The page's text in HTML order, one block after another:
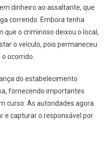
dinheiro ao assaltante, que
correndo. Embora tenha
que o criminoso deixou o local,
o veículo, pois permaneceu
ocorrido.
do estabelecimento
fornecendo importantes
curso. As autoridades agora
e capturar o responsável por